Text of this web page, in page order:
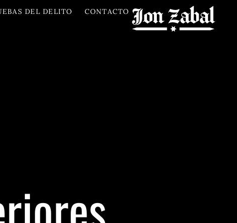
DEL DELITO CONTACTO